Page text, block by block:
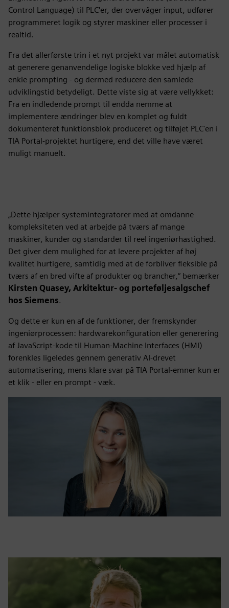
Control Language) til PLC'er, der overvåger input, udfører
programmeret logik og styrer maskiner eller processer i
realtid.
Fra det allerførste trin i et nyt projekt var målet automatisk
at generere genanvendelige logiske blokke ved hjælp af
enkle prompting - og dermed reducere den samlede
udviklingstid betydeligt. Dette viste sig at være vellykket:
Fra en indledende prompt til endda nemme at
implementere ændringer blev en komplet og fuldt
dokumenteret funktionsblok produceret og tilføjet PLC'en i
TIA Portal-projektet hurtigere, end det ville have været
muligt manuelt.
„Dette hjælper systemintegratorer med at omdanne
kompleksiteten ved at arbejde på tværs af mange
maskiner, kunder og standarder til reel ingeniørhastighed.
Det giver dem mulighed for at levere projekter af høj
kvalitet hurtigere, samtidig med at de forbliver fleksible på
tværs af en bred vifte af produkter og brancher,“ bemærker
Kirsten Quasey, Arkitektur- og porteføljesalgschef
hos Siemens.
Og dette er kun en af de funktioner, der fremskynder
ingeniørprocessen: hardwarekonfiguration eller generering
af JavaScript-kode til Human‑Machine Interfaces (HMI)
forenkles ligeledes gennem generativ AI-drevet
automatisering, mens klare svar på TIA Portal-emner kun er
et klik - eller en prompt - væk.